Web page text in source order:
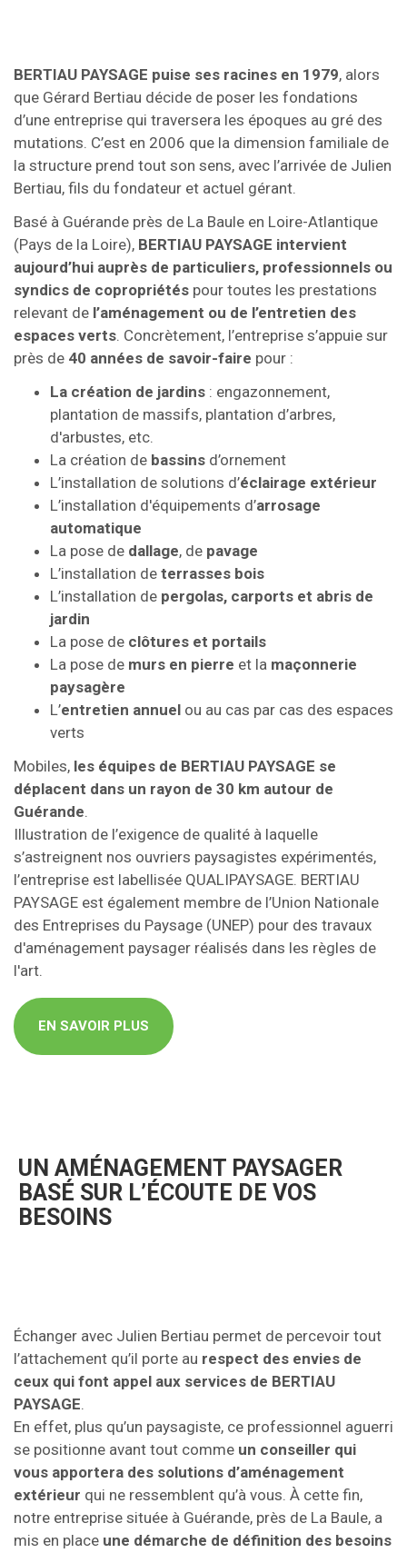
BERTIAU PAYSAGE puise ses racines en 1979, alors
que Gérard Bertiau décide de poser les fondations
d’une entreprise qui traversera les époques au gré des
mutations. C’est en 2006 que la dimension familiale de
la structure prend tout son sens, avec l’arrivée de Julien
Bertiau, fils du fondateur et actuel gérant.
Basé à Guérande près de La Baule en Loire-Atlantique
(Pays de la Loire), BERTIAU PAYSAGE intervient
aujourd’hui auprès de particuliers, professionnels ou
syndics de copropriétés pour toutes les prestations
relevant de l’aménagement ou de l’entretien des
espaces verts. Concrètement, l’entreprise s’appuie sur
près de 40 années de savoir-faire pour :
La création de jardins : engazonnement,
plantation de massifs, plantation d’arbres,
d'arbustes, etc.
La création de bassins d’ornement
L’installation de solutions d’éclairage extérieur
L’installation d'équipements d’arrosage
automatique
La pose de dallage, de pavage
L’installation de terrasses bois
L’installation de pergolas, carports et abris de
jardin
La pose de clôtures et portails
La pose de murs en pierre et la maçonnerie
paysagère
L’entretien annuel ou au cas par cas des espaces
verts
Mobiles, les équipes de BERTIAU PAYSAGE se
déplacent dans un rayon de 30 km autour de
Guérande.
Illustration de l’exigence de qualité à laquelle
s’astreignent nos ouvriers paysagistes expérimentés,
l’entreprise est labellisée QUALIPAYSAGE. BERTIAU
PAYSAGE est également membre de l’Union Nationale
des Entreprises du Paysage (UNEP) pour des travaux
d'aménagement paysager réalisés dans les règles de
l'art.
EN SAVOIR PLUS
UN AMÉNAGEMENT PAYSAGER
BASÉ SUR L’ÉCOUTE DE VOS
BESOINS
Échanger avec Julien Bertiau permet de percevoir tout
l’attachement qu’il porte au respect des envies de
ceux qui font appel aux services de BERTIAU
PAYSAGE.
En effet, plus qu’un paysagiste, ce professionnel aguerri
se positionne avant tout comme un conseiller qui
vous apportera des solutions d’aménagement
extérieur qui ne ressemblent qu’à vous. À cette fin,
notre entreprise située à Guérande, près de La Baule, a
mis en place une démarche de définition des besoins